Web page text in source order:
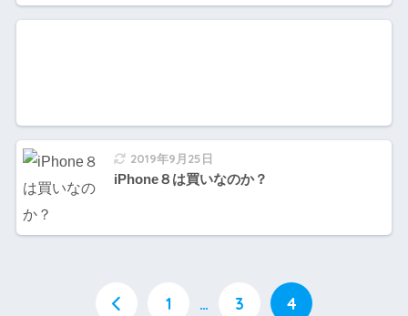
2019年9月25日
iPhone８は買いなのか？
1 … 3 4